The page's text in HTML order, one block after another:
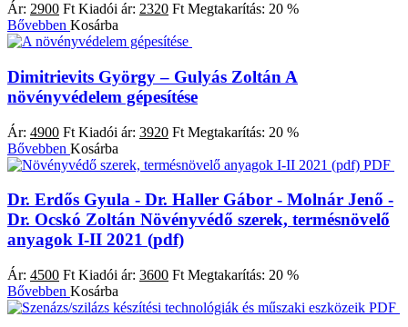
Ár: 2900 Ft Kiadói ár: 2320 Ft Megtakarítás: 20 %
Bővebben Kosárba
Dimitrievits György – Gulyás Zoltán A
növényvédelem gépesítése
Ár: 4900 Ft Kiadói ár: 3920 Ft Megtakarítás: 20 %
Bővebben Kosárba
PDF
Dr. Erdős Gyula - Dr. Haller Gábor - Molnár Jenő -
Dr. Ocskó Zoltán Növényvédő szerek, termésnövelő
anyagok I-II 2021 (pdf)
Ár: 4500 Ft Kiadói ár: 3600 Ft Megtakarítás: 20 %
Bővebben Kosárba
PDF